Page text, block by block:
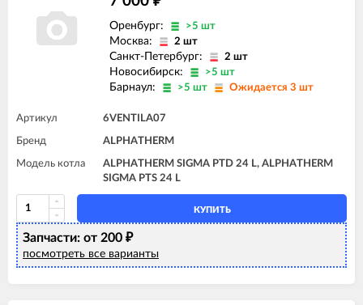
Оренбург: >5 шт
Москва: 2 шт
Санкт-Петербург: 2 шт
Новосибирск: >5 шт
Барнаул: >5 шт Ожидается 3 шт
Артикул 6VENTILA07
Бренд ALPHATHERM
Модель котла
ALPHATHERM SIGMA PTD 24 L, ALPHATHERM
SIGMA PTS 24 L
КУПИТЬ
Запчасти: от 200 ₽
посмотреть все варианты